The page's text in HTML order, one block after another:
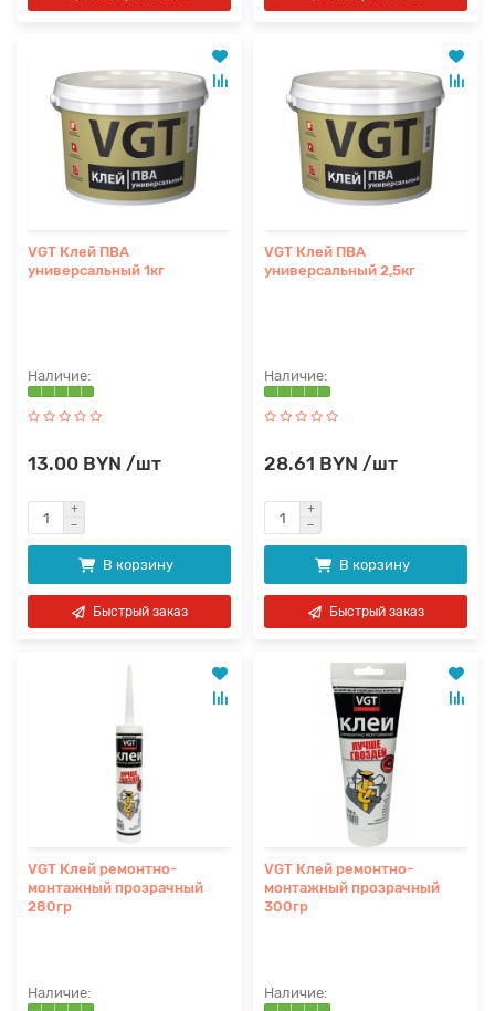
VGT Клей ПВА
универсальный 1кг
13.00 BYN /шт
В корзину
Быстрый заказ
VGT Клей ПВА
универсальный 2,5кг
28.61 BYN /шт
В корзину
Быстрый заказ
VGT Клей ремонтно-
монтажный прозрачный
280гр
VGT Клей ремонтно-
монтажный прозрачный
300гр